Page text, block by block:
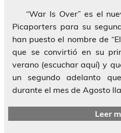
“War Is Over” es el
Picaporters para su
han puesto el nombre de
que se convirtió en su
verano (escuchar aquí) y
un segundo adelanto
durante el mes de Agosto
Leer